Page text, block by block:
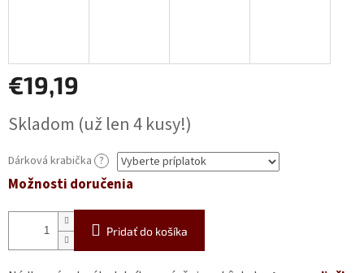
€19,19
cena:
Skladom (už len 4 kusy!)
Dárková krabička ?
Možnosti doručenia
Pridať do košíka